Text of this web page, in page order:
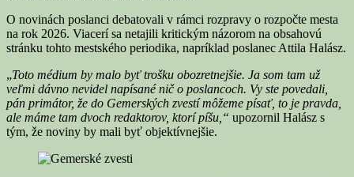
O novinách poslanci debatovali v rámci rozpravy o rozpočte mesta
na rok 2026. Viacerí sa netajili kritickým názorom na obsahovú
stránku tohto mestského periodika, napríklad poslanec Attila Halász.
„Toto médium by malo byť trošku obozretnejšie. Ja som tam už
veľmi dávno nevidel napísané nič o poslancoch. Vy ste povedali,
pán primátor, že do Gemerských zvestí môžeme písať, to je pravda,
ale máme tam dvoch redaktorov, ktorí píšu,“ upozornil Halász s
tým, že noviny by mali byť objektívnejšie.